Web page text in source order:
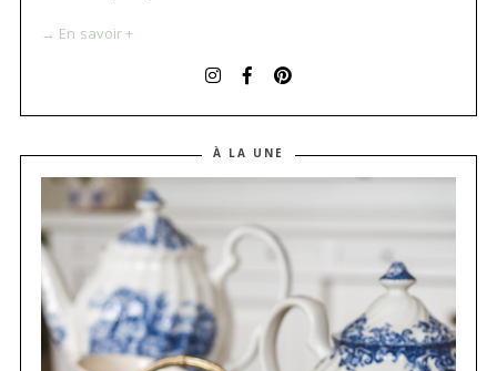
→ En savoir +
À LA UNE